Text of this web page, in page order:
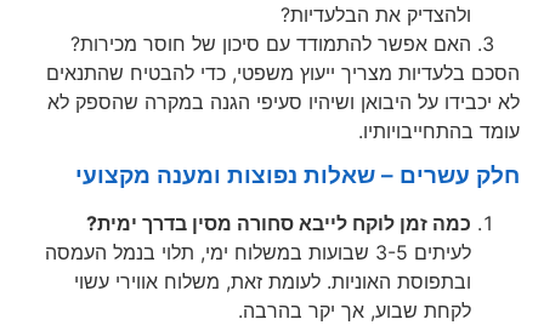
ולהצדיק את הבלעדיות?
האם אפשר להתמודד עם סיכון של חוסר מכירות?
הסכם בלעדיות מצריך ייעוץ משפטי, כדי להבטיח שהתנאים
לא יכבידו על היבואן ושיהיו סעיפי הגנה במקרה שהספק לא
עומד בהתחייבויותיו.
חלק עשרים – שאלות נפוצות ומענה מקצועי
כמה זמן לוקח לייבא סחורה מסין בדרך ימית?
לעיתים 3-5 שבועות במשלוח ימי, תלוי בנמל העמסה
ובתפוסת האוניות. לעומת זאת, משלוח אווירי עשוי
לקחת שבוע, אך יקר בהרבה.